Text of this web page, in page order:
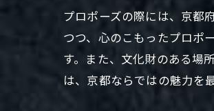
プロポーズの際には、京都
つつ、心のこもったプロポ
す。また、文化財のある場
は、京都ならではの魅力を